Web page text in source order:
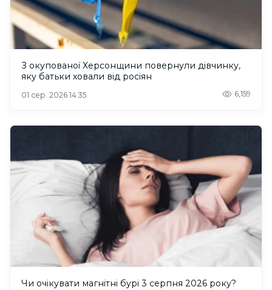
З окупованої Херсонщини повернули дівчинку,
яку батьки ховали від росіян
01 сер. 2026 14:35 6,159
Чи очікувати магнітні бурі 3 серпня 2026 року?